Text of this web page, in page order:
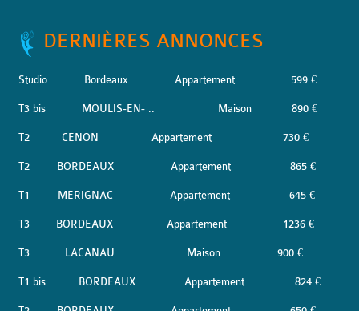
DERNIÈRES ANNONCES
Studio Bordeaux Appartement 599 €
T3 bis MOULIS-EN- .. Maison 890 €
T2 CENON Appartement 730 €
T2 BORDEAUX Appartement 865 €
T1 MERIGNAC Appartement 645 €
T3 BORDEAUX Appartement 1236 €
T3 LACANAU Maison 900 €
T1 bis BORDEAUX Appartement 824 €